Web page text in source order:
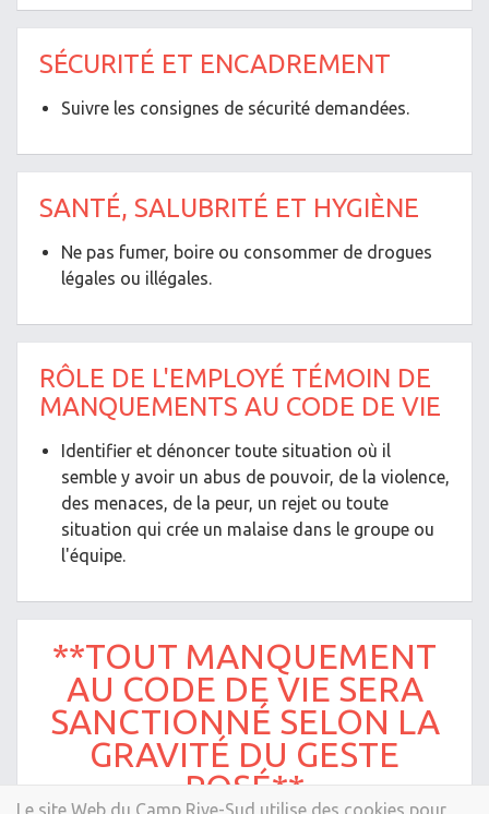
SÉCURITÉ ET ENCADREMENT
Suivre les consignes de sécurité demandées.
SANTÉ, SALUBRITÉ ET HYGIÈNE
Ne pas fumer, boire ou consommer de drogues
légales ou illégales.
RÔLE DE L'EMPLOYÉ TÉMOIN DE
MANQUEMENTS AU CODE DE VIE
Identifier et dénoncer toute situation où il
semble y avoir un abus de pouvoir, de la violence,
des menaces, de la peur, un rejet ou toute
situation qui crée un malaise dans le groupe ou
l'équipe.
**TOUT MANQUEMENT
AU CODE DE VIE SERA
SANCTIONNÉ SELON LA
GRAVITÉ DU GESTE
POSÉ**
Le site Web du Camp Rive-Sud utilise des cookies pour